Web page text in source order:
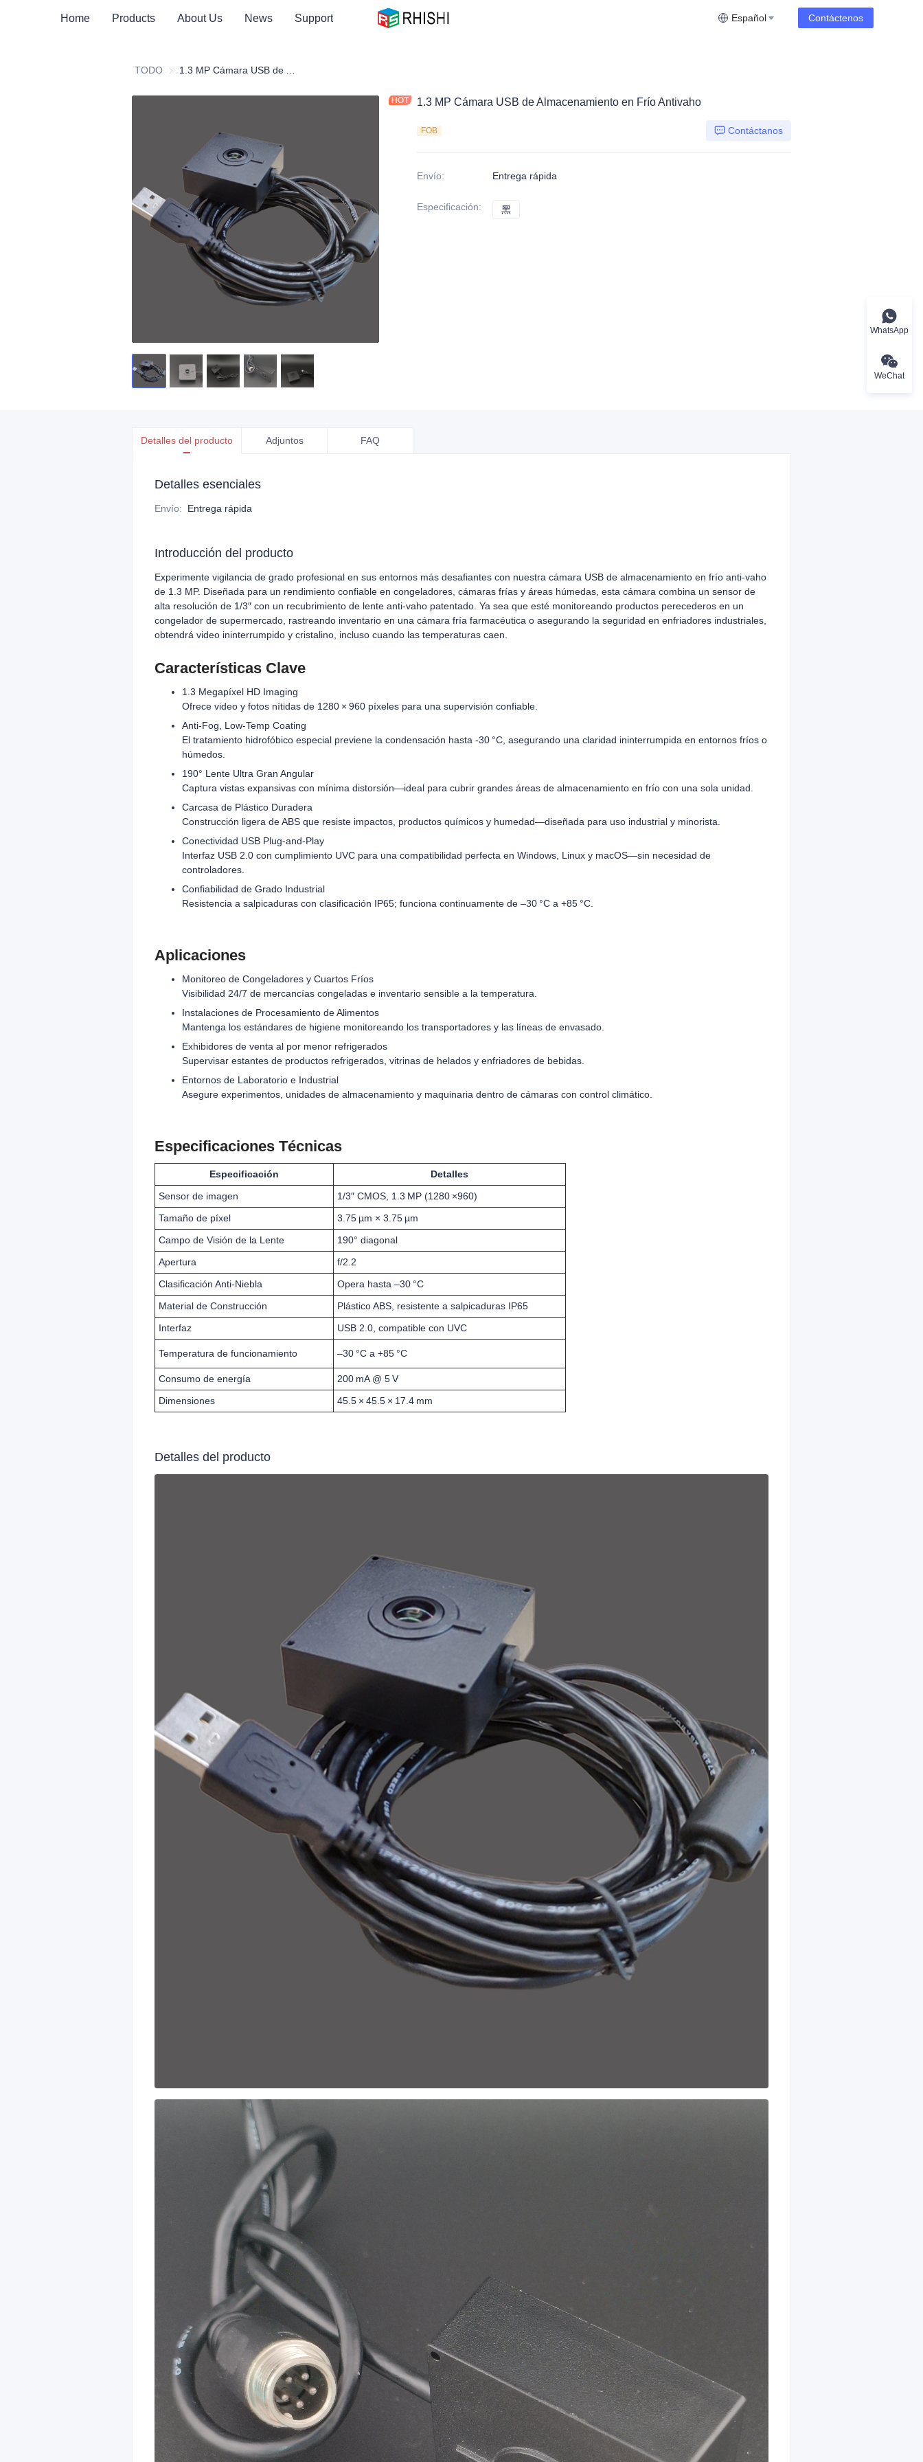
Home Products About Us News Support Español Contáctenos
TODO
1.3 MP Cámara USB de Almacenamiento en Frío Antivaho
FOB Contáctanos
Envío: Entrega rápida
Especificación: 黑
Detalles del producto Adjuntos FAQ
Detalles esenciales
Envío: Entrega rápida
Introducción del producto
Experimente vigilancia de grado profesional en sus entornos más desafiantes con nuestra cámara USB de almacenamiento en frío anti-vaho
de 1.3 MP. Diseñada para un rendimiento confiable en congeladores, cámaras frías y áreas húmedas, esta cámara combina un sensor de
alta resolución de 1/3″ con un recubrimiento de lente anti-vaho patentado. Ya sea que esté monitoreando productos perecederos en un
congelador de supermercado, rastreando inventario en una cámara fría farmacéutica o asegurando la seguridad en enfriadores industriales,
obtendrá video ininterrumpido y cristalino, incluso cuando las temperaturas caen.
Características Clave
1.3 Megapíxel HD Imaging
Ofrece video y fotos nítidas de 1280 × 960 píxeles para una supervisión confiable.
Anti‑Fog, Low‑Temp Coating
El tratamiento hidrofóbico especial previene la condensación hasta -30 °C, asegurando una claridad ininterrumpida en entornos fríos o
húmedos.
190° Lente Ultra Gran Angular
Captura vistas expansivas con mínima distorsión—ideal para cubrir grandes áreas de almacenamiento en frío con una sola unidad.
Carcasa de Plástico Duradera
Construcción ligera de ABS que resiste impactos, productos químicos y humedad—diseñada para uso industrial y minorista.
Conectividad USB Plug-and-Play
Interfaz USB 2.0 con cumplimiento UVC para una compatibilidad perfecta en Windows, Linux y macOS—sin necesidad de
controladores.
Confiabilidad de Grado Industrial
Resistencia a salpicaduras con clasificación IP65; funciona continuamente de –30 °C a +85 °C.
Aplicaciones
Monitoreo de Congeladores y Cuartos Fríos
Visibilidad 24/7 de mercancías congeladas e inventario sensible a la temperatura.
Instalaciones de Procesamiento de Alimentos
Mantenga los estándares de higiene monitoreando los transportadores y las líneas de envasado.
Exhibidores de venta al por menor refrigerados
Supervisar estantes de productos refrigerados, vitrinas de helados y enfriadores de bebidas.
Entornos de Laboratorio e Industrial
Asegure experimentos, unidades de almacenamiento y maquinaria dentro de cámaras con control climático.
Especificaciones Técnicas
Especificación
Detalles
Sensor de imagen
1/3″ CMOS, 1.3 MP (1280 ×960)
Tamaño de píxel
3.75 µm × 3.75 µm
Campo de Visión de la Lente
190° diagonal
Apertura
f/2.2
Clasificación Anti‑Niebla
Opera hasta –30 °C
Material de Construcción
Plástico ABS, resistente a salpicaduras IP65
Interfaz
USB 2.0, compatible con UVC
Temperatura de funcionamiento –30 °C a +85 °C
Consumo de energía
200 mA @ 5 V
Dimensiones
45.5 × 45.5 × 17.4 mm
Detalles del producto
WhatsApp
WeChat